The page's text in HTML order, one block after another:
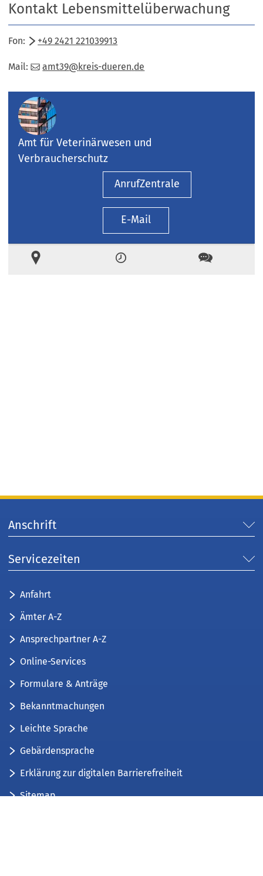
Kontakt Lebensmittelüberwachung
Fon: +49 2421 221039913
Mail: amt39 kreis-dueren de
Amt für Veterinärwesen und
Verbraucherschutz
AnrufZentrale
E-Mail
Zeiten Kontakt
Anschrift
Servicezeiten
Anfahrt
Ämter A-Z
Ansprechpartner A-Z
Online-Services
Formulare & Anträge
Bekanntmachungen
Leichte Sprache
Gebärdensprache
Erklärung zur digitalen Barrierefreiheit
Sitemap